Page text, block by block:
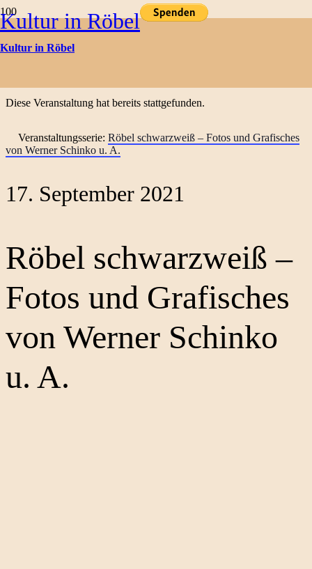
Kultur in Röbel
Kultur in Röbel
Kulturtermine
Diese Veranstaltung hat bereits stattgefunden.
Veranstaltungsserie: Röbel schwarzweiß – Fotos und Grafisches
von Werner Schinko u. A.
17. September 2021
Röbel schwarzweiß –
Fotos und Grafisches
von Werner Schinko
u. A.